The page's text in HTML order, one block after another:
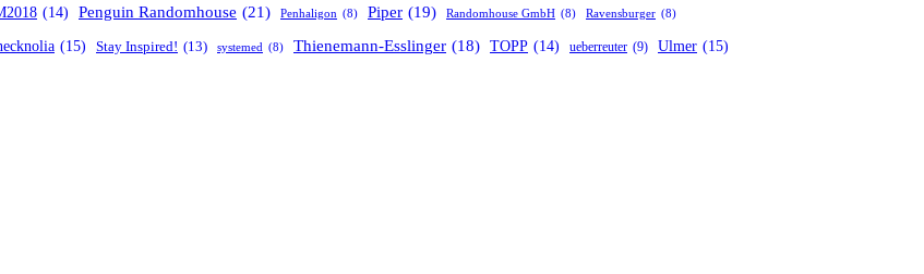
(14) Penguin Randomhouse (21) Penhaligon (8) Piper (19) Randomhouse GmbH (8) Ravensburger (8)
(15) Stay Inspired! (13) systemed (8) Thienemann-Esslinger (18) TOPP (14) ueberreuter (9) Ulmer (15)